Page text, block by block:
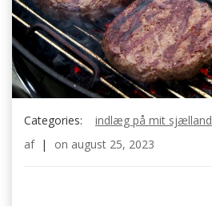
Categories:
indlæg på mit sjælland
af | on august 25, 2023